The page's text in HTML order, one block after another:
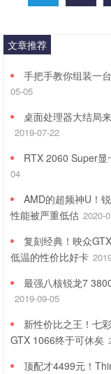
文章推荐
手把手教你组装一
05-05
桌面处理器大结局
2019-07-22
RTX 2060 Super显
04
AMD的超频神U！
性能被严重低估 2020-
复刻经典！映众
低温的性价比好卡
最强八核锐龙7
2019-09-05
新性价比之王！七
GTX 1066终于可休矣
顶配才4499元！